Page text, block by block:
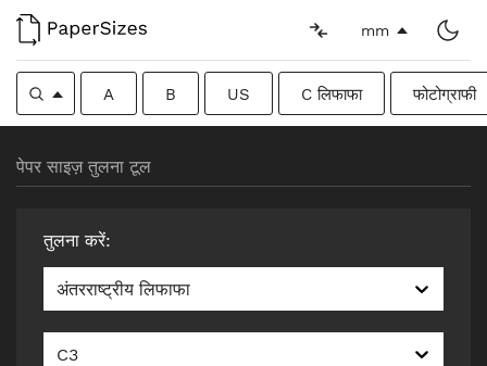
mm
A B US C लिफाफा फोटोग्राफी
पेपर साइज़ तुलना टूल
तुलना करें:
अंतरराष्ट्रीय लिफाफा
C3